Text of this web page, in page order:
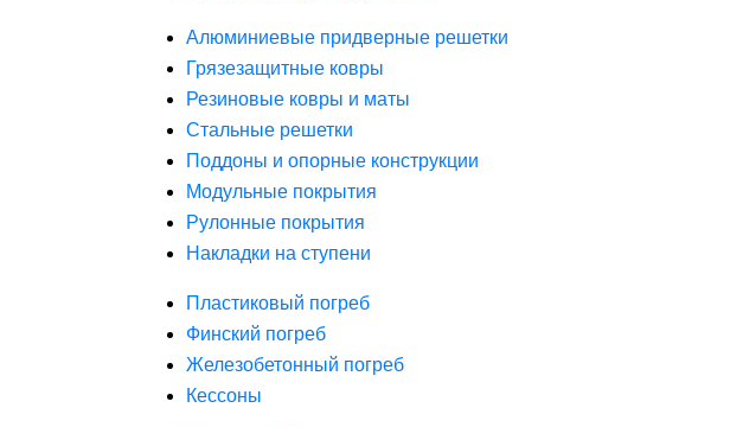
Алюминиевые придверные решетки
Грязезащитные ковры
Резиновые ковры и маты
Стальные решетки
Поддоны и опорные конструкции
Модульные покрытия
Рулонные покрытия
Накладки на ступени
Пластиковый погреб
Финский погреб
Железобетонный погреб
Кессоны